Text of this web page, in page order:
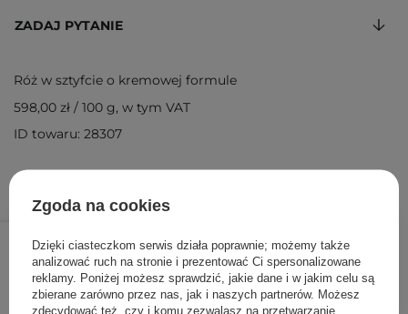
29,90 zł
DODAJ DO KOSZYKA
ZADAJ PYTANIE
Róż w sztyfcie o kremowej formule
598,00 zł / 100 g, w tym VAT
ID towaru: 28307
Zgoda na cookies
Dzięki ciasteczkom serwis działa poprawnie; możemy także
analizować ruch na stronie i prezentować Ci spersonalizowane
reklamy. Poniżej możesz sprawdzić, jakie dane i w jakim celu są
zbierane zarówno przez nas, jak i naszych partnerów. Możesz
zdecydować też, czy i komu zezwalasz na przetwarzanie